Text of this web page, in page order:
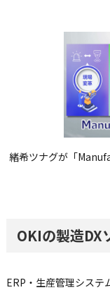
緒希ツナグが「
OKIの製造DX
ERP・生産管理システ